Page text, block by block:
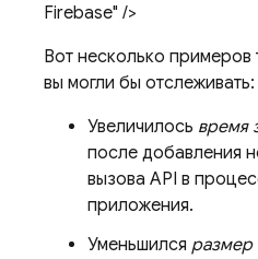
Firebase" />
Вот несколько
вы могли бы отслеживать:
Увеличилось время
после добавления
вызова API в
приложения.
Уменьшился размер